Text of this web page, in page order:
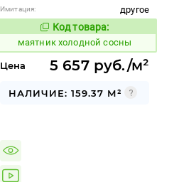
Имитация:
другое
Код товара:
936097Код товара:
маятник холодной сосны
Цена 5 657 руб./м²
НАЛИЧИЕ: 159.37 М²